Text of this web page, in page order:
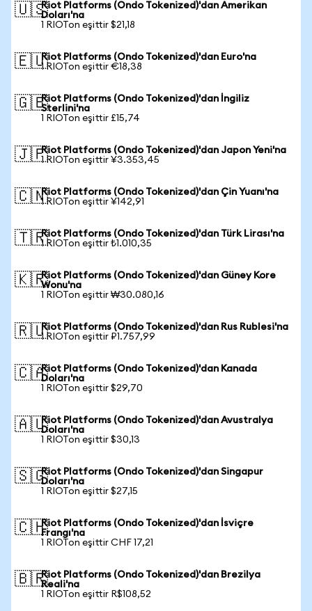
🇺🇸Riot Platforms (Ondo Tokenized)'dan Amerikan
Doları'na
1 RIOTon eşittir $21,18
🇪🇺Riot Platforms (Ondo Tokenized)'dan Euro'na
1 RIOTon eşittir €18,38
🇬🇧Riot Platforms (Ondo Tokenized)'dan İngiliz
Sterlini'na
1 RIOTon eşittir £15,74
🇯🇵Riot Platforms (Ondo Tokenized)'dan Japon Yeni'na
1 RIOTon eşittir ¥3.353,45
🇨🇳Riot Platforms (Ondo Tokenized)'dan Çin Yuanı'na
1 RIOTon eşittir ¥142,91
🇹🇷Riot Platforms (Ondo Tokenized)'dan Türk Lirası'na
1 RIOTon eşittir ₺1.010,35
🇰🇷Riot Platforms (Ondo Tokenized)'dan Güney Kore
Wonu'na
1 RIOTon eşittir ₩30.080,16
🇷🇺Riot Platforms (Ondo Tokenized)'dan Rus Rublesi'na
1 RIOTon eşittir ₽1.757,99
🇨🇦Riot Platforms (Ondo Tokenized)'dan Kanada
Doları'na
1 RIOTon eşittir $29,70
🇦🇺Riot Platforms (Ondo Tokenized)'dan Avustralya
Doları'na
1 RIOTon eşittir $30,13
🇸🇬Riot Platforms (Ondo Tokenized)'dan Singapur
Doları'na
1 RIOTon eşittir $27,15
🇨🇭Riot Platforms (Ondo Tokenized)'dan İsviçre
Frangı'na
1 RIOTon eşittir CHF 17,21
🇧🇷Riot Platforms (Ondo Tokenized)'dan Brezilya
Reali'na
1 RIOTon eşittir R$108,52